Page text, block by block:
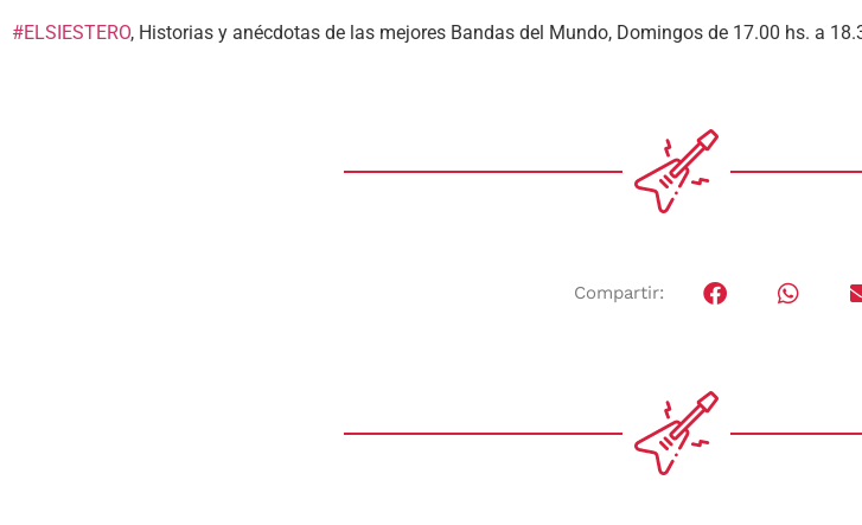
#ELSIESTERO, Historias y anécdotas de las mejores Bandas del Mundo, Domingos de 17.00 hs. a
Compartir: